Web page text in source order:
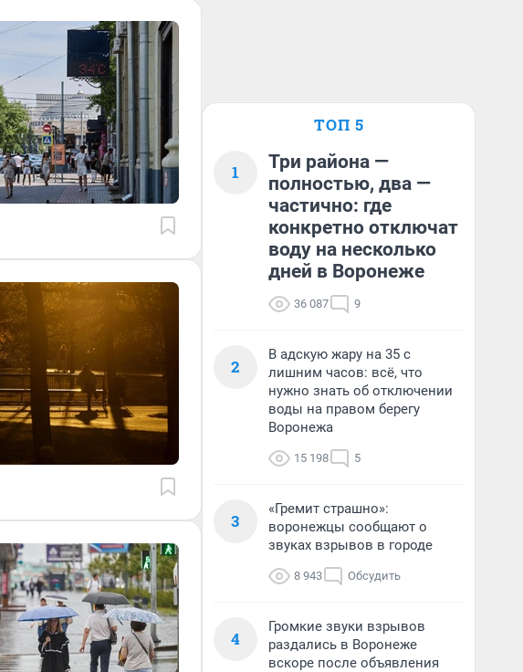
ТОП 5
1
Три района —
полностью, два —
частично: где
конкретно отключат
воду на несколько
дней в Воронеже
36 087 9
2
В адскую жару на 35 с
лишним часов: всё, что
нужно знать об отключении
воды на правом берегу
Воронежа
15 198 5
3
«Гремит страшно»:
воронежцы сообщают о
звуках взрывов в городе
8 943 Обсудить
4
Громкие звуки взрывов
раздались в Воронеже
вскоре после объявления